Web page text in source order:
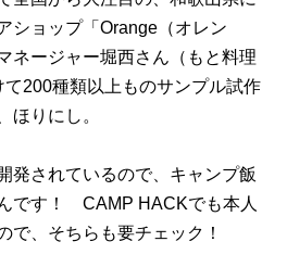
ショップ「Orange（オレン
ネージャー堀西さん（もと料理
て200種類以上ものサンプル試作
ほりにし。
発されているので、キャンプ飯
です！ CAMP HACKでも本人
で、そちらも要チェック！